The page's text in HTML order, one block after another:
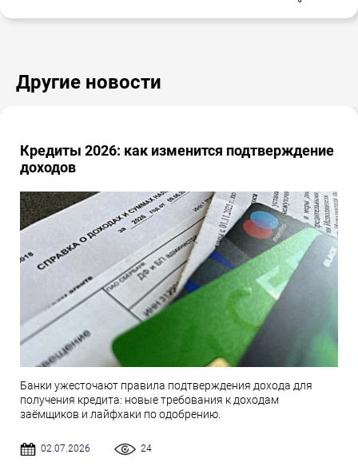
Другие новости
Кредиты 2026: как изменится подтверждение
доходов
Банки ужесточают правила подтверждения дохода для
получения кредита: новые требования к доходам
заёмщиков и лайфхаки по одобрению.
02.07.2026 24